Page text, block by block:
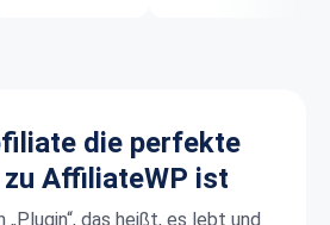
die perfekte
AffiliateWP ist
das heißt, es lebt und